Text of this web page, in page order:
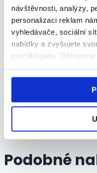
návštěvnosti, analýzy,
personalizaci reklam
vyhledávače, sociální
nabídky a zvyšujete
práci/brigádu. Děkujeme
TERMÍN NÁSTUPU:
Dle domluvy
Kontaktní osoba
Podobné